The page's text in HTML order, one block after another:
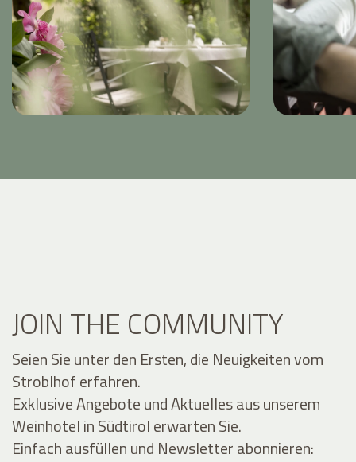
JOIN THE COMMUNITY
Seien Sie unter den Ersten, die Neuigkeiten vom
Stroblhof erfahren.
Exklusive Angebote und Aktuelles aus unserem
Weinhotel in Südtirol erwarten Sie.
Einfach ausfüllen und Newsletter abonnieren: